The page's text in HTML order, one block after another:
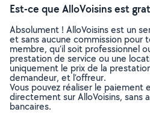
Est-ce que AlloVoisins est
Absolument ! AlloVoisins est un
et sans aucune commission pour
membre, qu’il soit professionnel
prestation de service ou une
uniquement le prix de la
demandeur, et l’offreur.
Vous pouvez réaliser le paiement
directement sur AlloVoisins, sans
bancaires.